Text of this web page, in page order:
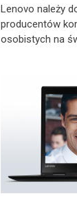
Lenovo należy
producentów
osobistych na